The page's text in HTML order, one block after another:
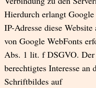
Hierdurch erlangt
IP-Adresse diese
von Google WebFonts
Abs. 1 lit. f DSGVO. Der
berechtigtes Interesse
Schriftbildes auf